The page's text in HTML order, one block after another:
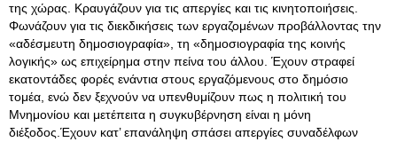
της χώρας. Κραυγάζουν για τις απεργίες και τις κινητοποιήσεις.
Φωνάζουν για τις διεκδικήσεις των εργαζομένων προβάλλοντας την
«αδέσμευτη δημοσιογραφία», τη «δημοσιογραφία της κοινής
λογικής» ως επιχείρημα στην πείνα του άλλου. Έχουν στραφεί
εκατοντάδες φορές ενάντια στους εργαζόμενους στο δημόσιο
τομέα, ενώ δεν ξεχνούν να υπενθυμίζουν πως η πολιτική του
Μνημονίου και μετέπειτα η συγκυβέρνηση είναι η μόνη
διέξοδος.Έχουν κατ’ επανάληψη σπάσει απεργίες συναδέλφων